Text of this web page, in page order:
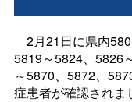
2月21日に県内
5819～5824、5826
～5870、5872、
症患者が確認されま